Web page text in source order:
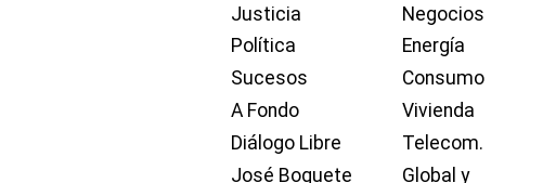
Justicia
Política
Sucesos
A Fondo
Diálogo Libre
José Boquete
Negocios
Energía
Consumo
Vivienda
Telecom.
Global y